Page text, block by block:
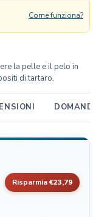
la pelle e il pelo in
di tartaro.
Come funziona?
Risparmia€23,79